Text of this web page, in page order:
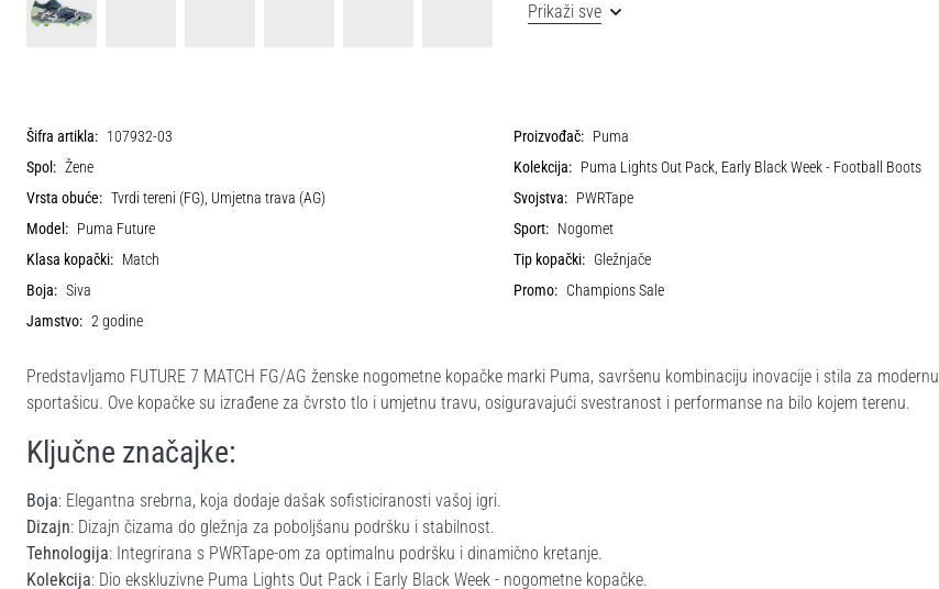
Prikaži sve
Šifra artikla: 107932-03 Proizvođač: Puma
Spol: Žene Kolekcija: Puma Lights Out Pack, Early Black Week - Football Boots
Vrsta obuće: Tvrdi tereni (FG), Umjetna trava (AG) Svojstva: PWRTape
Model: Puma Future Sport: Nogomet
Klasa kopački: Match Tip kopački: Gležnjače
Boja: Siva Promo: Champions Sale
Jamstvo: 2 godine
Predstavljamo FUTURE 7 MATCH FG/AG ženske nogometne kopačke marki Puma, savršenu kombinaciju inovacije i stila za modernu
sportašicu. Ove kopačke su izrađene za čvrsto tlo i umjetnu travu, osiguravajući svestranost i performanse na bilo kojem terenu.
Ključne značajke:
Boja: Elegantna srebrna, koja dodaje dašak sofisticiranosti vašoj igri.
Dizajn: Dizajn čizama do gležnja za poboljšanu podršku i stabilnost.
Tehnologija: Integrirana s PWRTape-om za optimalnu podršku i dinamično kretanje.
Kolekcija: Dio ekskluzivne Puma Lights Out Pack i Early Black Week - nogometne kopačke.